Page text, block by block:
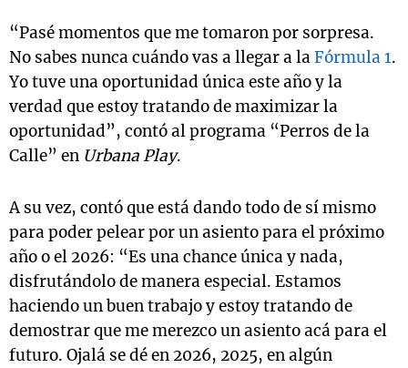
“Pasé momentos que me tomaron por sorpresa.
No sabes nunca cuándo vas a llegar a laFórmula 1.
Yo tuve una oportunidad única este año y la
verdad que estoy tratando de maximizar la
oportunidad”, contó al programa “Perros de la
Calle” en Urbana Play.
A su vez, contó que está dando todo de sí mismo
para poder pelear por un asiento para el próximo
año o el 2026: “Es una chance única y nada,
disfrutándolo de manera especial. Estamos
haciendo un buen trabajo y estoy tratando de
demostrar que me merezco un asiento acá para el
futuro. Ojalá se dé en 2026, 2025, en algún